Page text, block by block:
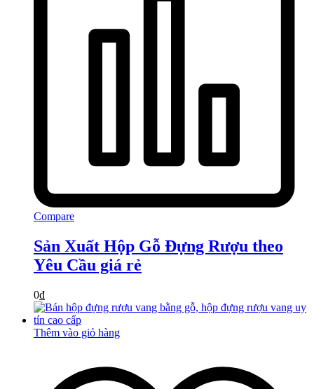
Compare
Sản Xuất Hộp Gỗ Đựng Rượu theo
Yêu Cầu giá rẻ
0₫
Thêm vào giỏ hàng